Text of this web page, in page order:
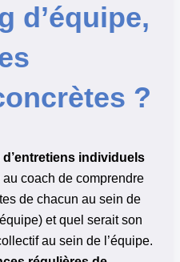
d’équipe,
?
individuels
au coach de comprendre
de chacun au sein de
et quel serait son
au sein de l’équipe.